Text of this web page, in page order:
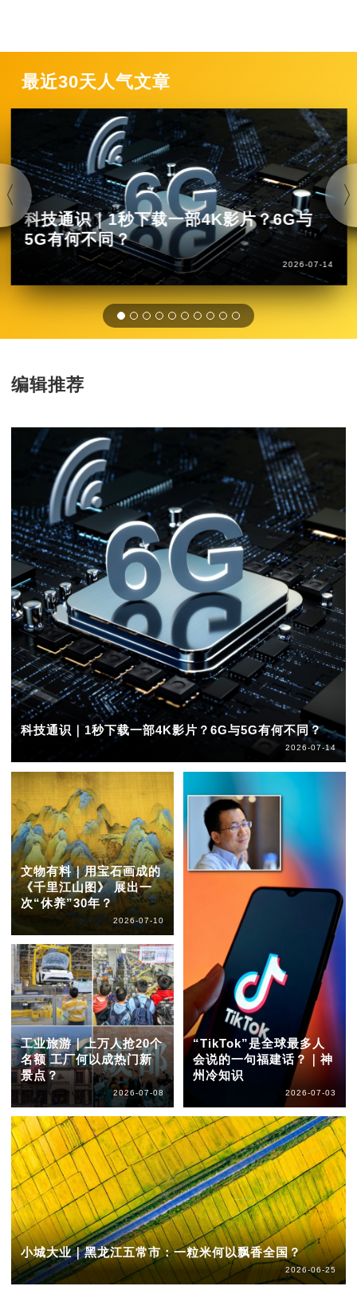
最近30天人气文章
科技通识｜1秒下载一部4K影片？6G与
5G有何不同？
2026-07-14
编辑推荐
科技通识｜1秒下载一部4K影片？6G与5G有何不同？
2026-07-14
文物有料｜用宝石画成的
《千里江山图》 展出一
次“休养”30年？
2026-07-10
工业旅游｜上万人抢20个
名额 工厂何以成热门新
景点？
2026-07-08
“TikTok”是全球最多人
会说的一句福建话？｜神
州冷知识
2026-07-03
小城大业｜黑龙江五常市：一粒米何以飘香全国？
2026-06-25